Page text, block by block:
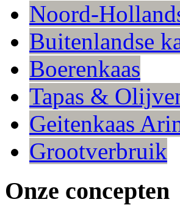
Noord-
Buitenlandse
Boerenkaas
Tapas &
Geitenkaas
Grootverbruik
Onze concepten